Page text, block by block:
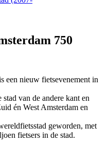
750
een nieuw fietsevenement in
van de andere kant en
én West Amsterdam en
geworden, met
fietsers in de stad.